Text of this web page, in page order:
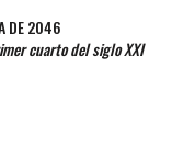
DE 2046
cuarto del siglo XXI